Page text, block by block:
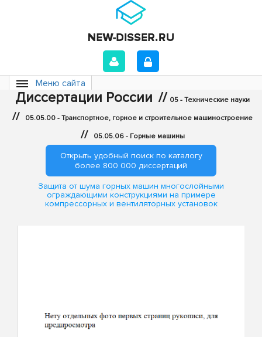
Меню сайта
Диссертации России // 05 - Технические науки
// 05.05.00 - Транспортное, горное и строительное машиностроение
// 05.05.06 - Горные машины
Открыть удобный поиск по каталогу
более 800 000 диссертаций
Защита от шума горных машин многослойными
ограждающими конструкциями на примере
компрессорных и вентиляторных установок